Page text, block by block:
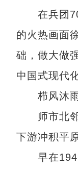
在兵团70
的火热画面
础，做大做
中国式现代
栉风沐雨
师市北邻
下游冲积平
早在1949